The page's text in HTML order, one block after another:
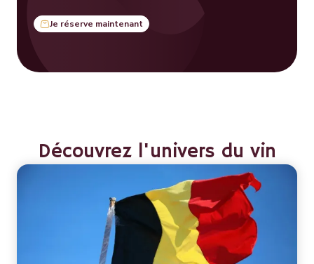
Je réserve maintenant
Découvrez l'univers du vin